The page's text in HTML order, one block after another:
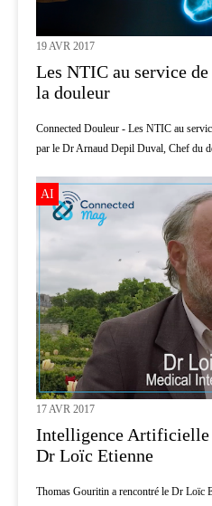
19 AVR 2017
Les NTIC au service
la douleur
Connected Douleur - Les NTIC au
par le Dr Arnaud Depil Duval, Chef du
AI
17 AVR 2017
Intelligence Artificielle
Dr Loïc Etienne
Thomas Gouritin a rencontré le Dr Loïc